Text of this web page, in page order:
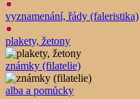
vyznamenání, řády (faleristika)
plakety, žetony
známky (filatelie)
alba a pomůcky